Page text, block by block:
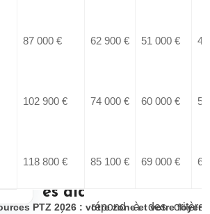
PTZ 2026 : votre zone et votre foyer
87 000 € 62 900 € 51 000 €
102 900 € 74 000 € 60 000 €
118 800 € 85 100 € 69 000 €